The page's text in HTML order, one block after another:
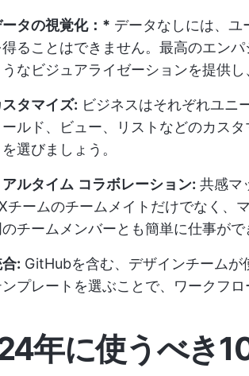
ータの視覚化：* データなしには、ユ
得ることはできません。最高のエン
うなビジュアライゼーションを提供
スタマイズ: ビジネスはそれぞれユニ
ールド、ビュー、リストなどのカス
を選びましょう。
アルタイム コラボレーション: 共感マ
チームのチームメイトだけでなく、
のチームメンバーとも簡単に仕事がで
: GitHubを含む、デザインチーム
プレートを選ぶことで、ワークフロ
年に使うべき